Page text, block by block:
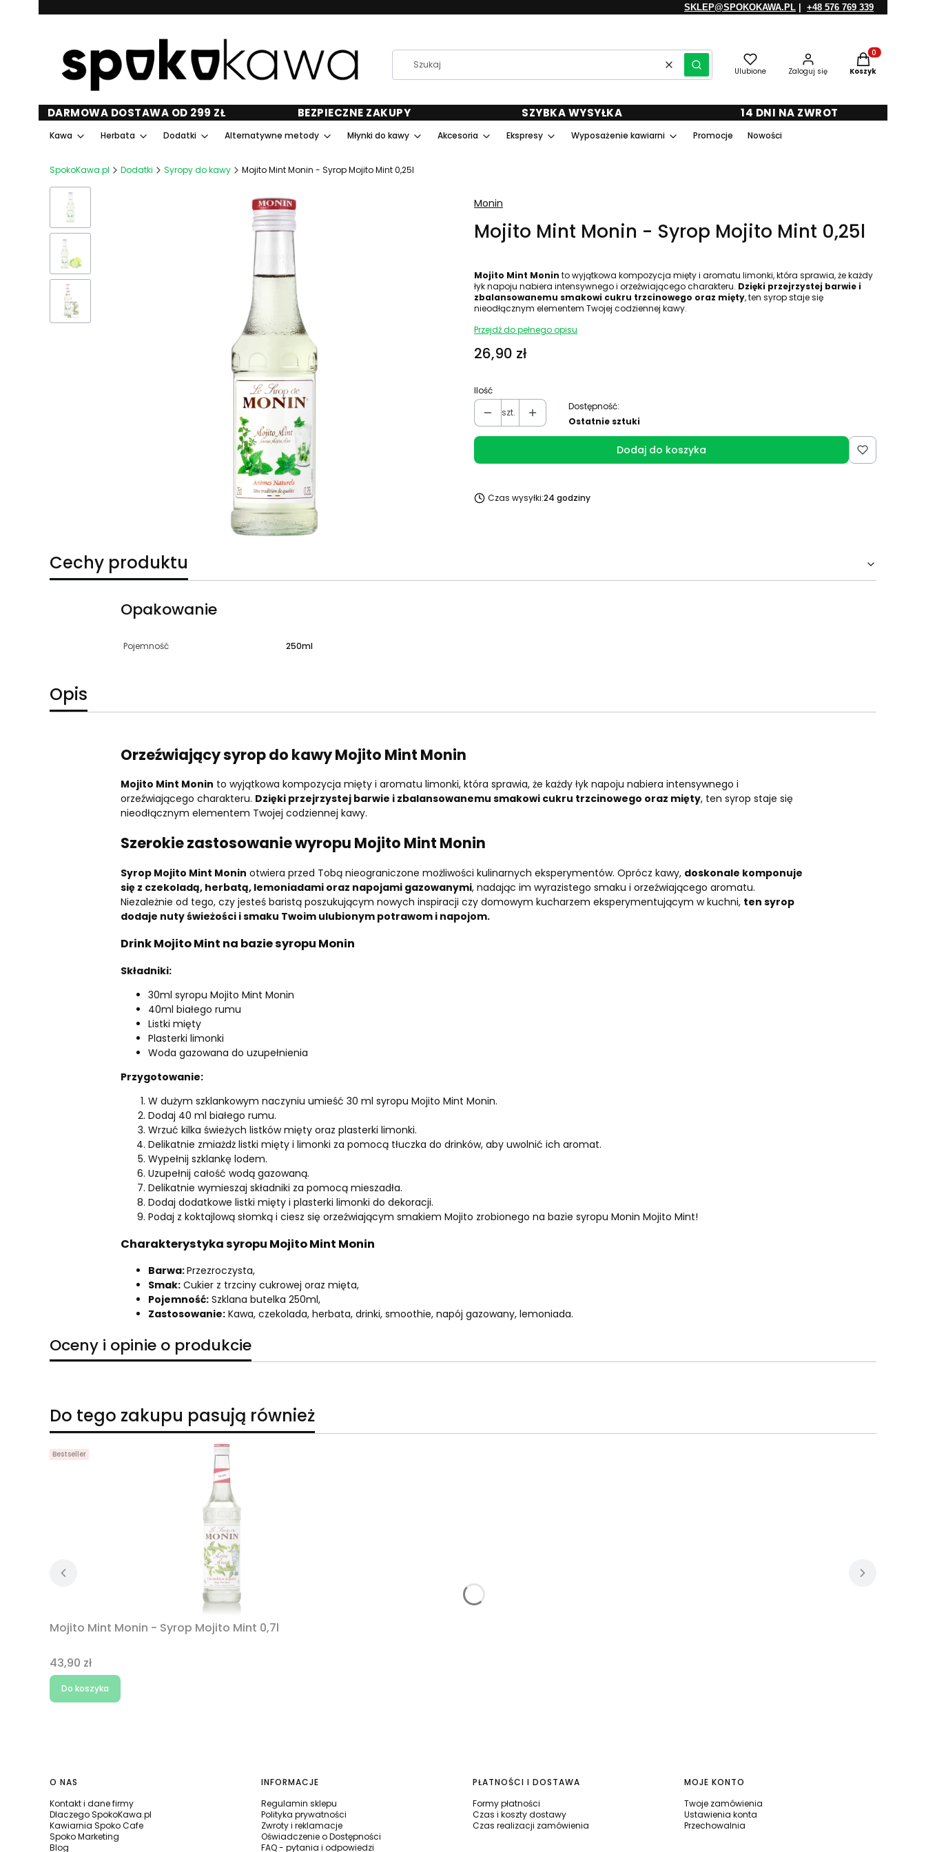
SKLEP@SPOKOKAWA.PL +48 576 769 339
WyczyśćSzukaj Ulubione Zaloguj się
Produkty w
Koszyk
DARMOWA DOSTAWA OD 299 ZŁ BEZPIECZNE ZAKUPY SZYBKA WYSYŁKA 14 DNI NA ZWROT
Kawa Herbata Dodatki Alternatywne metody Młynki do kawy Akcesoria Ekspresy Wyposażenie kawiarni Promocje Nowości
SpokoKawa.pl Dodatki Syropy do kawy Mojito Mint Monin - Syrop Mojito Mint 0,25l
Monin
Mojito Mint Monin - Syrop Mojito Mint 0,25l
Mojito Mint Monin to wyjątkowa kompozycja mięty i aromatu limonki, która sprawia, że każdy
łyk napoju nabiera intensywnego i orzeźwiającego charakteru. Dzięki przejrzystej barwie i
zbalansowanemu smakowi cukru trzcinowego oraz mięty, ten syrop staje się
nieodłącznym elementem Twojej codziennej kawy.
Przejdź do pełnego opisu
Cena
26,90 zł
Ilość
szt.
Dostępność:
Ostatnie sztuki
Dodaj do koszyka
Czas wysyłki:24 godziny
Cechy produktu
Opakowanie
Pojemność 250ml
Opis
Orzeźwiający syrop do kawy Mojito Mint Monin
Mojito Mint Monin to wyjątkowa kompozycja mięty i aromatu limonki, która sprawia, że każdy łyk napoju nabiera intensywnego i
orzeźwiającego charakteru. Dzięki przejrzystej barwie i zbalansowanemu smakowi cukru trzcinowego oraz mięty, ten syrop staje się
nieodłącznym elementem Twojej codziennej kawy.
Szerokie zastosowanie wyropu Mojito Mint Monin
Syrop Mojito Mint Monin otwiera przed Tobą nieograniczone możliwości kulinarnych eksperymentów. Oprócz kawy, doskonale komponuje
się z czekoladą, herbatą, lemoniadami oraz napojami gazowanymi, nadając im wyrazistego smaku i orzeźwiającego aromatu.
Niezależnie od tego, czy jesteś baristą poszukującym nowych inspiracji czy domowym kucharzem eksperymentującym w kuchni, ten syrop
dodaje nuty świeżości i smaku Twoim ulubionym potrawom i napojom.
Drink Mojito Mint na bazie syropu Monin
Składniki:
30ml syropu Mojito Mint Monin
40ml białego rumu
Listki mięty
Plasterki limonki
Woda gazowana do uzupełnienia
Przygotowanie:
W dużym szklankowym naczyniu umieść 30 ml syropu Mojito Mint Monin.
Dodaj 40 ml białego rumu.
Wrzuć kilka świeżych listków mięty oraz plasterki limonki.
Delikatnie zmiażdż listki mięty i limonki za pomocą tłuczka do drinków, aby uwolnić ich aromat.
Wypełnij szklankę lodem.
Uzupełnij całość wodą gazowaną.
Delikatnie wymieszaj składniki za pomocą mieszadła.
Dodaj dodatkowe listki mięty i plasterki limonki do dekoracji.
Podaj z koktajlową słomką i ciesz się orzeźwiającym smakiem Mojito zrobionego na bazie syropu Monin Mojito Mint!
Charakterystyka syropu Mojito Mint Monin
Barwa:Przezroczysta,
Smak:Cukier z trzciny cukrowej oraz mięta,
Pojemność:Szklana butelka 250ml,
Zastosowanie:Kawa, czekolada, herbata, drinki, smoothie, napój gazowany, lemoniada.
Oceny i opinie o produkcie
Do tego zakupu pasują również
Bestseller
Mojito Mint Monin - Syrop Mojito Mint 0,7l
Cena
43,90 zł
Do koszyka
Linki w stopce
O NAS
Kontakt i dane firmy
Dlaczego SpokoKawa.pl
Kawiarnia Spoko Cafe
Spoko Marketing
Blog
INFORMACJE
Regulamin sklepu
Polityka prywatności
Zwroty i reklamacje
Oświadczenie o Dostępności
FAQ - pytania i odpowiedzi
PŁATNOŚCI I DOSTAWA
Formy płatności
Czas i koszty dostawy
Czas realizacji zamówienia
MOJE KONTO
Twoje zamówienia
Ustawienia konta
Przechowalnia